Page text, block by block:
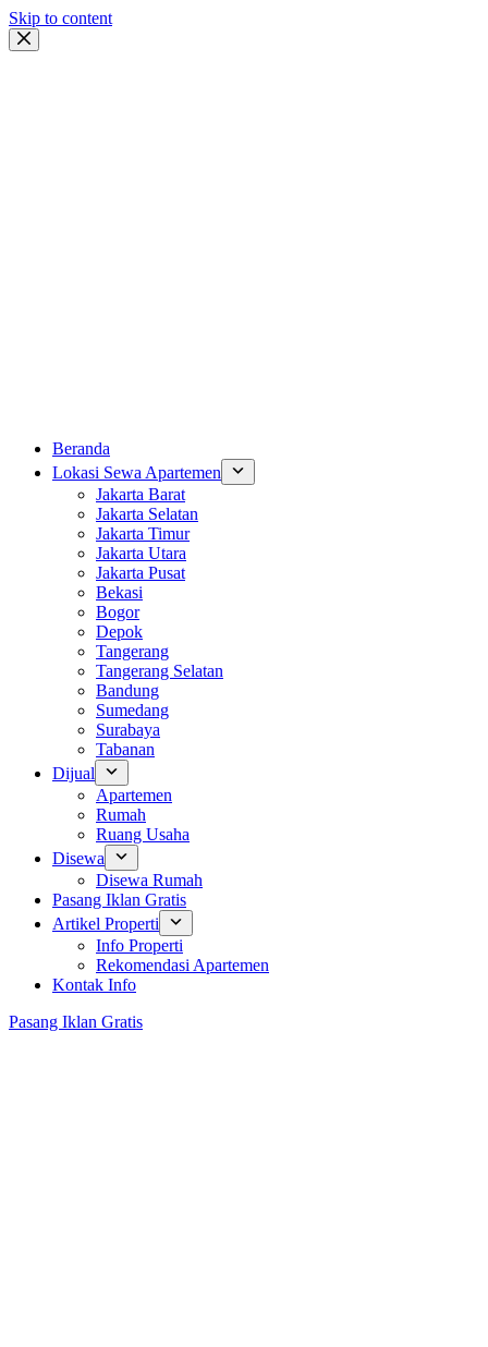
Skip to content
Beranda
Lokasi Sewa Apartemen
Jakarta Barat
Jakarta Selatan
Jakarta Timur
Jakarta Utara
Jakarta Pusat
Bekasi
Bogor
Depok
Tangerang
Tangerang Selatan
Bandung
Sumedang
Surabaya
Tabanan
Dijual
Apartemen
Rumah
Ruang Usaha
Disewa
Disewa Rumah
Pasang Iklan Gratis
Artikel Properti
Info Properti
Rekomendasi Apartemen
Kontak Info
Pasang Iklan Gratis